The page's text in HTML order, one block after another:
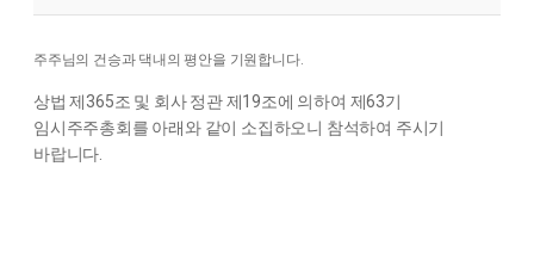
주주님의 건승과 댁내의 평안을 기원합니다.
상법 제365조 및 회사 정관 제19조에 의하여 제63기
임시주주총회를 아래와 같이 소집하오니 참석하여 주시기
바랍니다.